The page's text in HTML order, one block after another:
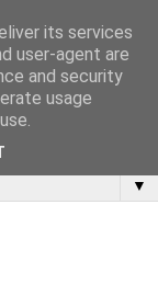
▼
its services
user-agent are
and security
usage